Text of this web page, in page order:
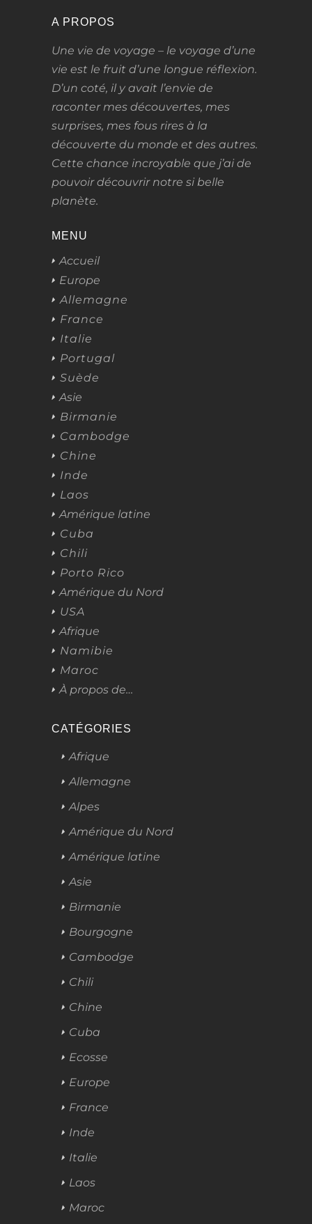
A PROPOS
Une vie de voyage – le voyage d’une
vie est le fruit d’une longue réflexion.
D’un coté, il y avait l’envie de
raconter mes découvertes, mes
surprises, mes fous rires à la
découverte du monde et des autres.
Cette chance incroyable que j’ai de
pouvoir découvrir notre si belle
planète.
MENU
Accueil
Europe
Allemagne
France
Italie
Portugal
Suède
Asie
Birmanie
Cambodge
Chine
Inde
Laos
Amérique latine
Cuba
Chili
Porto Rico
Amérique du Nord
USA
Afrique
Namibie
Maroc
À propos de…
CATÉGORIES
Afrique
Allemagne
Alpes
Amérique du Nord
Amérique latine
Asie
Birmanie
Bourgogne
Cambodge
Chili
Chine
Cuba
Ecosse
Europe
France
Inde
Italie
Laos
Maroc